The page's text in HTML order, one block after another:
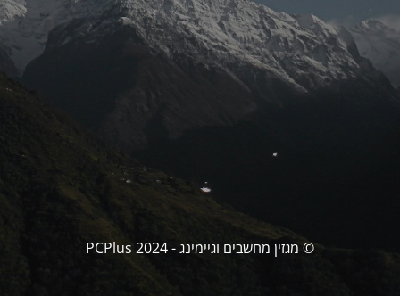
© מגזין מחשבים וגיימינג - PCPlus 2024